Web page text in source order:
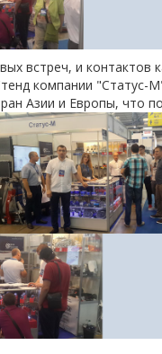
встреч, и
компании
Азии и Европы, что